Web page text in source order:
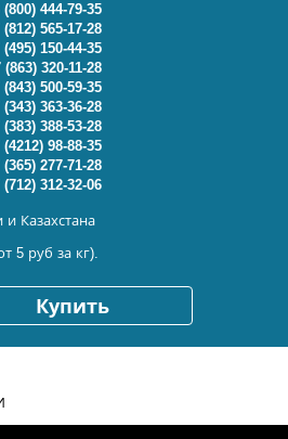
(800) 444-79-35
(812) 565-17-28
(495) 150-44-35
(863) 320-11-28
(843) 500-59-35
(343) 363-36-28
(383) 388-53-28
(4212) 98-88-35
(365) 277-71-28
(712) 312-32-06
Казахстана
5 руб за кг).
Купить